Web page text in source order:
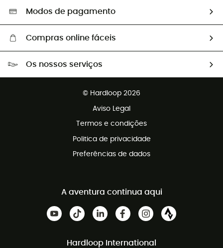
Seleção eco-responsável
Modos de pagamento
Compras online fáceis
Os nossos serviços
© Hardloop 2026
Aviso Legal
Termos e condições
Politica de privacidade
Preferências de dados
A aventura continua aqui
Hardloop International